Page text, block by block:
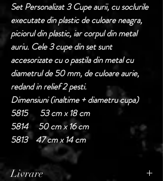
Set Personalizat 3 Cupe aurii, cu soclurile
executate din plastic de culoare neagra,
piciorul din plastic, iar corpul din metal
auriu. Cele 3 cupe din set sunt
accesorizate cu o pastila din metal cu
diametrul de 50 mm, de culoare aurie,
redand in relief 2 pesti.
Dimensiuni (inaltime + diametru cupa)
5815 53 cm x 18 cm
5814 50 cm x 16 cm
5813 47 cm x 14 cm
Livrare